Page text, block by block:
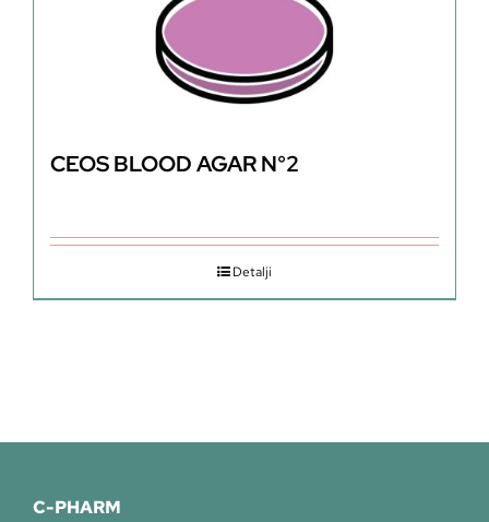
CEOS BLOOD AGAR N°2
Detalji
C-PHARM